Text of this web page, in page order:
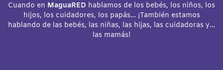
Cuando en MaguaRED hablamos de los bebés, los niños, los
hijos, los cuidadores, los papás… ¡También estamos
hablando de las bebés, las niñas, las hijas, las cuidadoras y…
las mamás!